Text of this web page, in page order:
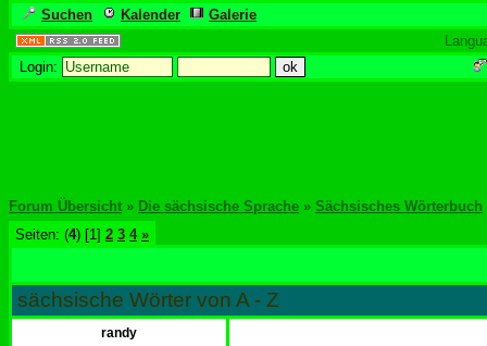
Suchen Kalender
Galerie
Login:
Forum Übersicht » Die sächsische Sprache » Sächsisches Wörterbuch
Seiten: (4) [1] 2 3 4 »
sächsische Wörter von A - Z
randy